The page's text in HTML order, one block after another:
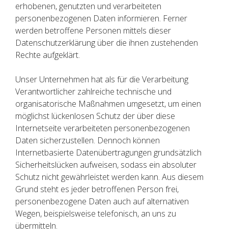
erhobenen, genutzten und verarbeiteten
personenbezogenen Daten informieren. Ferner
werden betroffene Personen mittels dieser
Datenschutzerklärung über die ihnen zustehenden
Rechte aufgeklärt.
Unser Unternehmen hat als für die Verarbeitung
Verantwortlicher zahlreiche technische und
organisatorische Maßnahmen umgesetzt, um einen
möglichst lückenlosen Schutz der über diese
Internetseite verarbeiteten personenbezogenen
Daten sicherzustellen. Dennoch können
Internetbasierte Datenübertragungen grundsätzlich
Sicherheitslücken aufweisen, sodass ein absoluter
Schutz nicht gewährleistet werden kann. Aus diesem
Grund steht es jeder betroffenen Person frei,
personenbezogene Daten auch auf alternativen
Wegen, beispielsweise telefonisch, an uns zu
übermitteln.